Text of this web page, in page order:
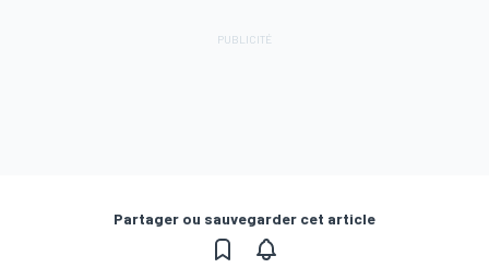
Partager ou sauvegarder cet article